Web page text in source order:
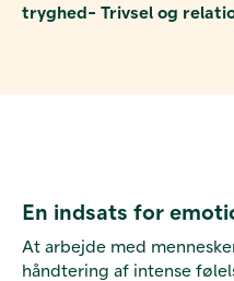
tryghed- Trivsel og
En indsats for
At arbejde med
håndtering af intense